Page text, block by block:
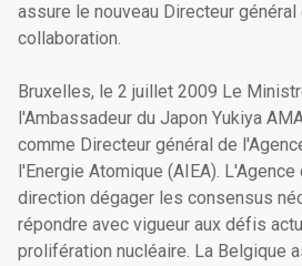
assure le nouveau Directeur
collaboration.
Bruxelles, le 2 juillet 2009 Le
l'Ambassadeur du Japon Yukiya
comme Directeur général de
l'Energie Atomique (AIEA).
direction dégager les consensus
répondre avec vigueur aux défis
prolifération nucléaire. La Belgique